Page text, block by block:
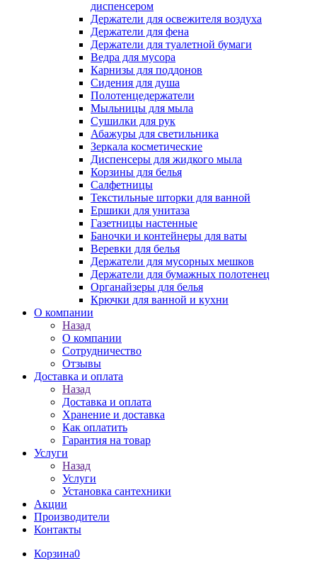
диспенсером
Держатели для освежителя воздуха
Держатели для фена
Держатели для туалетной бумаги
Ведра для мусора
Карнизы для поддонов
Сидения для душа
Полотенцедержатели
Мыльницы для мыла
Сушилки для рук
Абажуры для светильника
Зеркала косметические
Диспенсеры для жидкого мыла
Корзины для белья
Салфетницы
Текстильные шторки для ванной
Ершики для унитаза
Газетницы настенные
Баночки и контейнеры для ваты
Веревки для белья
Держатели для мусорных мешков
Держатели для бумажных полотенец
Органайзеры для белья
Крючки для ванной и кухни
О компании
Назад
О компании
Сотрудничество
Отзывы
Доставка и оплата
Назад
Доставка и оплата
Хранение и доставка
Как оплатить
Гарантия на товар
Услуги
Назад
Услуги
Установка сантехники
Акции
Производители
Контакты
Корзина0